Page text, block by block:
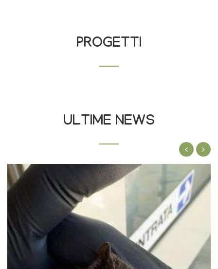
PROGETTI
ULTIME NEWS